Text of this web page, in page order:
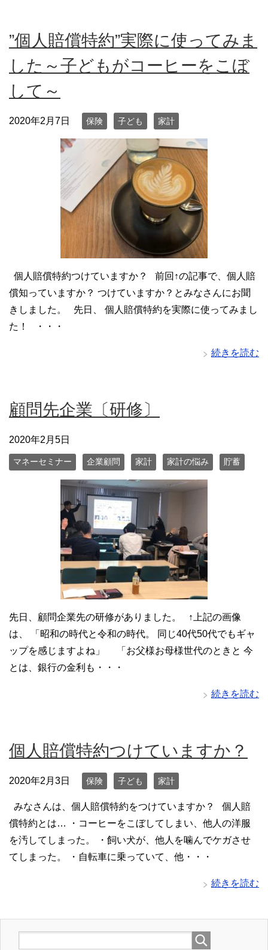
”個人賠償特約”実際に使ってみま
した～子どもがコーヒーをこぼ
して～
2020年2月7日 保険 子ども 家計
個人賠償特約つけていますか？ 前回↑の記事で、個人賠
償知っていますか？ つけていますか？とみなさんにお聞
きしました。 先日、 個人賠償特約を実際に使ってみまし
た！ ・・・
続きを読む
顧問先企業〔研修〕
2020年2月5日
マネーセミナー 企業顧問 家計 家計の悩み 貯蓄
先日、顧問企業先の研修がありました。 ↑上記の画像
は、 「昭和の時代と令和の時代。 同じ40代50代でもギャ
ップを感じますよね」 「お父様お母様世代のときと 今
とは、銀行の金利も・・・
続きを読む
個人賠償特約つけていますか？
2020年2月3日 保険 子ども 家計
みなさんは、個人賠償特約をつけていますか？ 個人賠
償特約とは… ・コーヒーをこぼしてしまい、他人の洋服
を汚してしまった。 ・飼い犬が、他人を噛んでケガさせ
てしまった。 ・自転車に乗っていて、他・・・
続きを読む